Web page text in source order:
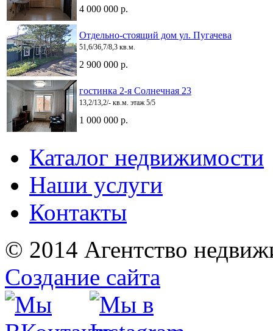
4 000 000 р.
Отдельно-стоящий дом ул. Пугачева
51,6/36,7/8,3 кв.м.
2 900 000 р.
гостинка 2-я Солнечная 23
13,2/13,2/- кв.м. этаж 5/5
1 000 000 р.
Каталог недвижимости
Наши услуги
Контакты
© 2014 Агентство
Создание сайта